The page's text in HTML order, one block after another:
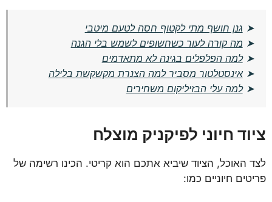
➤ גנן חושף מתי לקטוף חסה לטעם מיטבי
➤ מה קורה לעור כשחשופים לשמש בלי הגנה
➤למה הפלפלים בגינה לא מתאדמים
➤אינסטלטור מסביר למה הצנרת מקשקשת בלילה
➤למה עלי הבזיליקום משחירים
ציוד חיוני לפיקניק מוצלח
לצד האוכל, הציוד שיביא אתכם הוא קריטי. הכינו רשימה של
פריטים חיוניים כמו: